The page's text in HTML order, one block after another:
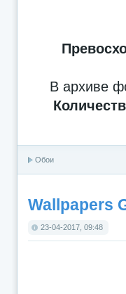
В архиве
Обои
Wallpapers
23-04-2017, 09:48